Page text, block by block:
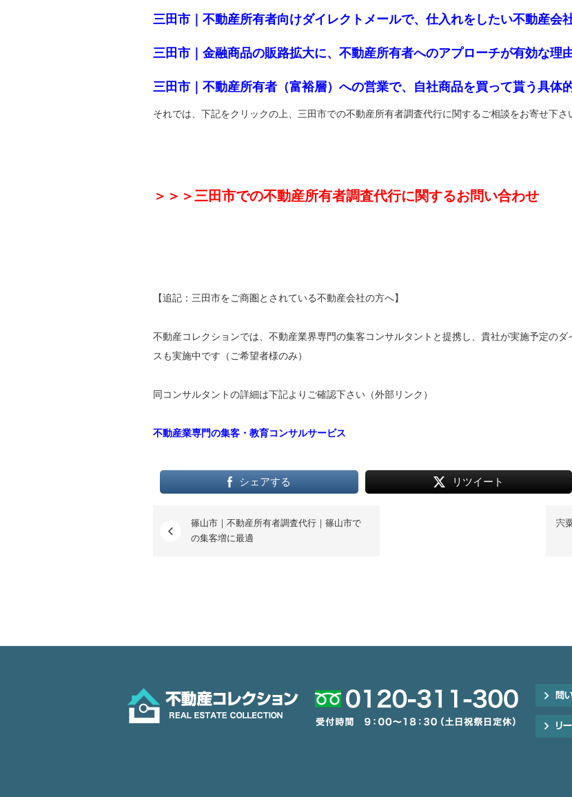
三田市｜不動産所有者向けダイレクトメールで、仕入れをしたい不動産会
三田市｜金融商品の販路拡大に、不動産所有者へのアプローチが有効な理
三田市｜不動産所有者（富裕層）への営業で、自社商品を買って貰う具体
それでは、下記をクリックの上、三田市での不動産所有者調査代行に関するご相談をお寄せ下さ
＞＞＞三田市での不動産所有者調査代行に関するお問い合わせ
【追記：三田市をご商圏とされている不動産会社の方へ】
不動産コレクションでは、不動産業界専門の集客コンサルタントと提携し、貴社が実施予定の
スも実施中です（ご希望者様のみ）
同コンサルタントの詳細は下記よりご確認下さい（外部リンク）
不動産業専門の集客・教育コンサルサービス
シェアする リツイート
篠山市｜不動産所有者調査代行｜篠山市で
の集客増に最適
宍